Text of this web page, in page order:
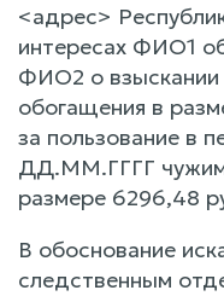
<адрес>
интересах ФИО1
ФИО2 о взыскании
обогащения в
за пользование в
ДД.ММ.ГГГГ
размере 6296,48
В обоснование
следственным